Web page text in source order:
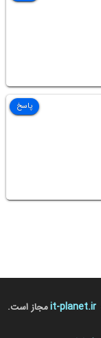
پاسخ
it-planet.irمجاز است.